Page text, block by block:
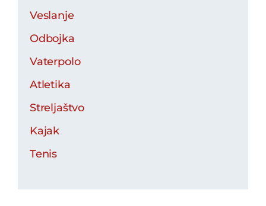
Veslanje
Odbojka
Vaterpolo
Atletika
Streljaštvo
Kajak
Tenis